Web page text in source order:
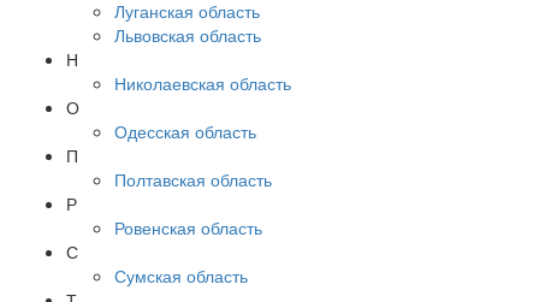
Луганская область
Львовская область
Н
Николаевская область
О
Одесская область
П
Полтавская область
Р
Ровенская область
С
Сумская область